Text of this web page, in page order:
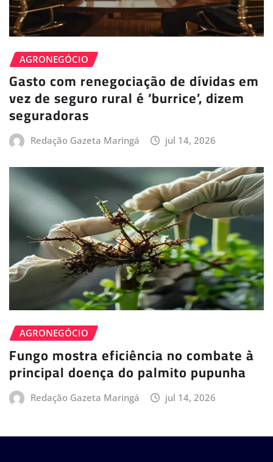
AGRONEGÓCIO
Gasto com renegociação de dívidas em
vez de seguro rural é ‘burrice’, dizem
seguradoras
Redação Gazeta Maringá jul 14, 2026
AGRONEGÓCIO
Fungo mostra eficiência no combate à
principal doença do palmito pupunha
Redação Gazeta Maringá jul 14, 2026